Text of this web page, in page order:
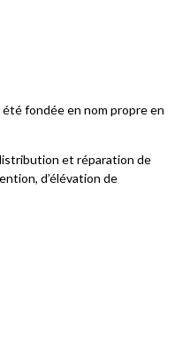
été fondée en nom propre en
et réparation de
d’élévation de